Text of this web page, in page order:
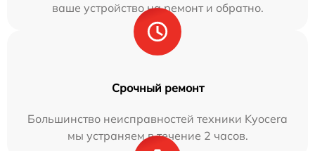
ваше устройство на ремонт и обратно.
Срочный ремонт
Большинство неисправностей техники Kyocera
мы устраняем в течение 2 часов.